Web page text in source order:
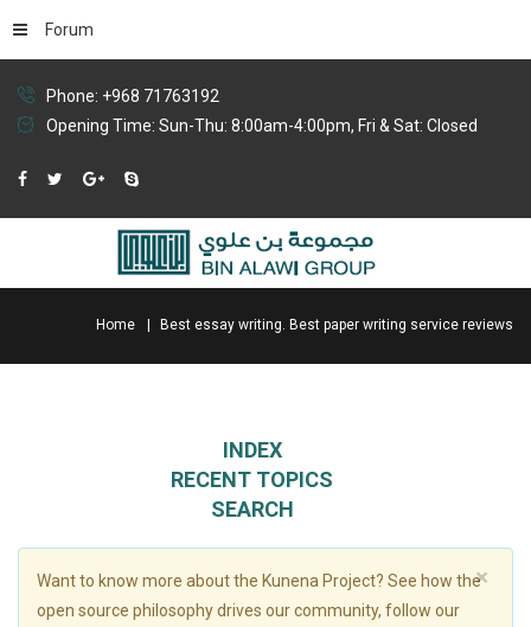
Phone: +968 71763192
Opening Time: Sun-Thu: 8:00am-4:00pm, Fri & Sat: Closed
Forum
Home Best essay writing. Best paper writing service reviews
INDEX
RECENT TOPICS
SEARCH
×
Want to know more about the Kunena Project? See how the
open source philosophy drives our community, follow our